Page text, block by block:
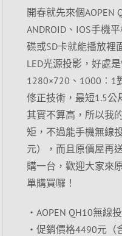
開春就先來個
ANDROID、IOS手機
碟或SD卡就能播放裡
LED光源投影，好處
1280×720、1000︰1
修正技術，最短1.5公
其實不算高，所以我
矩，不過能手機無線
元），而且原價屋再
購一台，歡迎大家來
單購買囉！
‧AOPEN QH10無線
‧促銷價格4490元（